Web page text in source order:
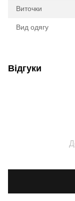
Виточки
Вид одягу
Відгуки